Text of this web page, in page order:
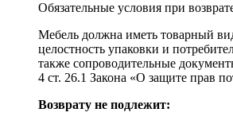
Обязательные условия при
Мебель должна иметь товарный
целостность упаковки и
также сопроводительные
4 ст. 26.1 Закона «О защите прав
Возврату не подлежит: